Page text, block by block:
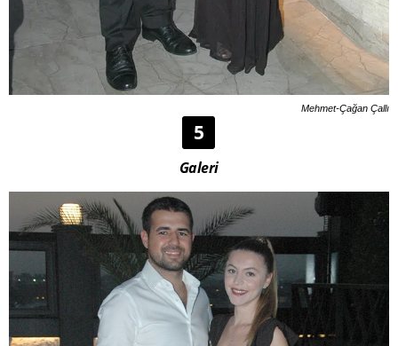
Mehmet-Çağan Çallı
5
Galeri